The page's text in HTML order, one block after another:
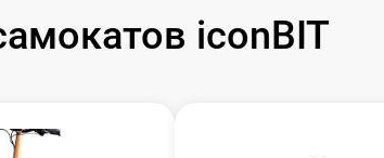
iconBIT